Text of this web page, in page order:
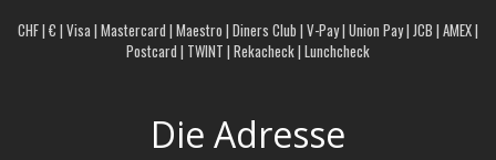
CHF | € | Visa | Mastercard | Maestro | Diners Club | V-Pay | Union Pay | JCB | AMEX |
Postcard | TWINT | Rekacheck | Lunchcheck
Die Adresse